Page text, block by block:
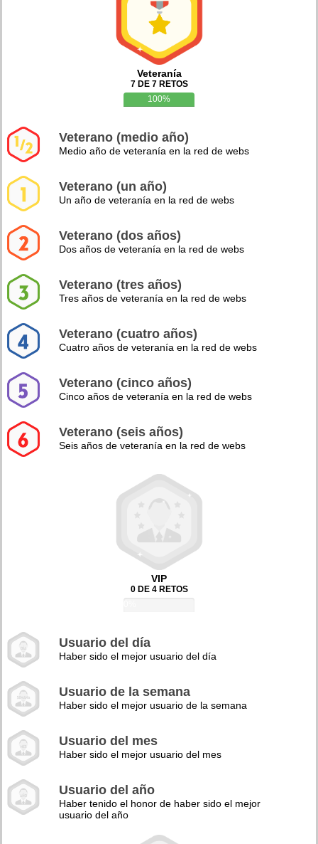
Veteranía
7 DE 7 RETOS
100%
Veterano (medio año)
Medio año de veteranía en la red de webs
Veterano (un año)
Un año de veteranía en la red de webs
Veterano (dos años)
Dos años de veteranía en la red de webs
Veterano (tres años)
Tres años de veteranía en la red de webs
Veterano (cuatro años)
Cuatro años de veteranía en la red de webs
Veterano (cinco años)
Cinco años de veteranía en la red de webs
Veterano (seis años)
Seis años de veteranía en la red de webs
VIP
0 DE 4 RETOS
Usuario del día
Haber sido el mejor usuario del día
Usuario de la semana
Haber sido el mejor usuario de la semana
Usuario del mes
Haber sido el mejor usuario del mes
Usuario del año
Haber tenido el honor de haber sido el mejor
usuario del año